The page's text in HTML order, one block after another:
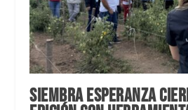
Siembra Esperanza